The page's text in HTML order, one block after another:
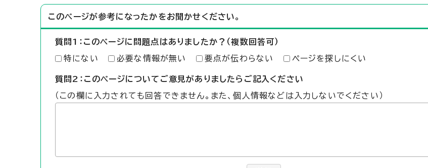
このページが参考になったかをお聞かせください。
質問1：このページに問題点はありましたか？（複数回答可）
特にない 必要な情報が無い 要点が伝わらない ページを探しにくい
質問2：このページについてご意見がありましたらご記入ください
（この欄に入力されても回答できません。また、個人情報などは入力しないでください）